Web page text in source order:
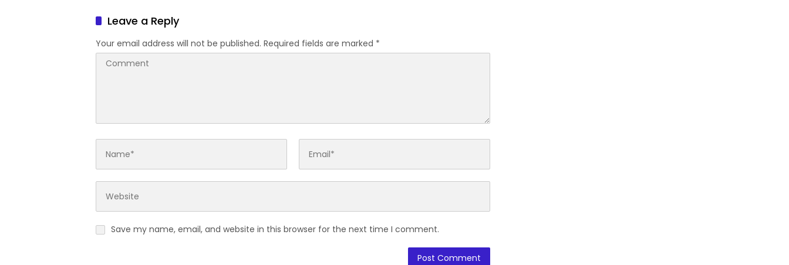
Hidayatullah
Leave a Reply
Your email address will not be published. Required fields are marked *
Save my name, email, and website in this browser for the next time I comment.